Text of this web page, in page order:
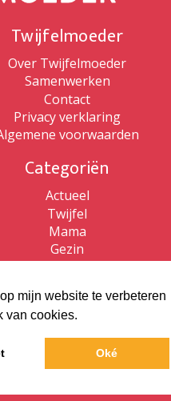
mijn website te verbeteren
van cookies.
Oké
Twijfelmoeder
Over Twijfelmoeder
Samenwerken
Contact
Privacy verklaring
voorwaarden
Categoriën
Actueel
Twijfel
Mama
Gezin
Patricia de Ryck
Patricia de Ryck
Vlaams kijken